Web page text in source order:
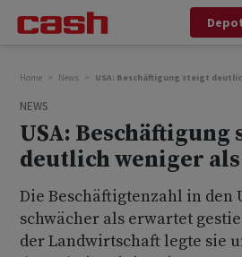
Home News USA: Beschäftigung steigt
NEWS
USA: Beschäftigung
deutlich weniger
Die Beschäftigtenzahl in den
schwächer als erwartet
der Landwirtschaft legte sie